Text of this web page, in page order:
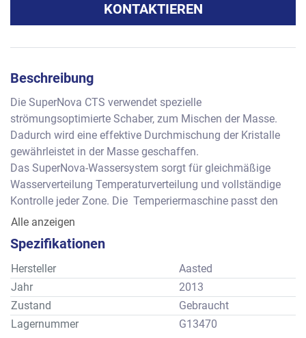
KONTAKTIEREN
Beschreibung
Die SuperNova CTS verwendet spezielle
strömungsoptimierte Schaber, zum Mischen der Masse.
Dadurch wird eine effektive Durchmischung der Kristalle
gewährleistet in der Masse geschaffen.
Das SuperNova-Wassersystem sorgt für gleichmäßige
Wasserverteilung Temperaturverteilung und vollständige
Kontrolle jeder Zone. Die  Temperiermaschine passt den
Kühlwasserdurchfluss sofort an die jeweiligen
Durchfluss der Schokolade und sorgt so für eine jederzeit
perfekte Temperierung bei minimalem Wasserverbrauch.
Leistung: ca. 200 kg/h
Alle anzeigen
Spezifikationen
Hersteller
Aasted
Jahr
2013
Zustand
Gebraucht
Lagernummer
G13470